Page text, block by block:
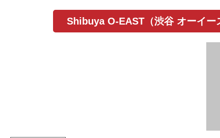
Shibuya O-EAST（渋谷 オーイ